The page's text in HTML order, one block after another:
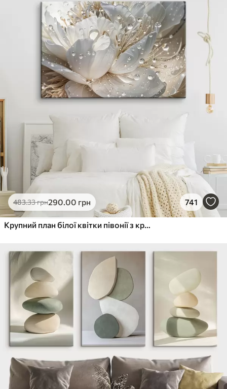
483.33грн290.00 грн 741
Крупний план білої квітки півонії з крапельками води на пелюстках на розмитому фоні